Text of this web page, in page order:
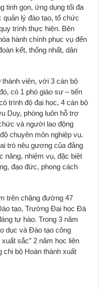
tinh gọn, ứng dụng tối đa
quản lý đào tạo, tổ chức
trình thực hiện. Bên
hành chính phục vụ đến
kết, thống nhất, dân
viên, với 3 cán bộ
có 1 phó giáo sư – tiến
trình độ đại học, 4 cán bộ
Duy, phòng luôn hỗ trợ
và người lao động
chuyên môn nghiệp vụ.
trò nêu gương của đảng
năng, nhiệm vụ, đặc biệt
đạo đức, phong cách
trên chặng đường 47
tạo, Trường Đại học Đà
tự hào. Trong 3 năm
dục và Đào tạo công
sắc” 2 năm học liên
chi bộ Hoàn thành xuất